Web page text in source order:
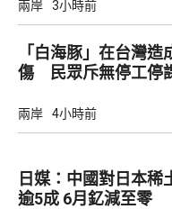
兩岸 3小時前
「白海豚」在台灣造
傷 民眾斥無停工停
兩岸 4小時前
日媒：中國對日本稀
逾5成 6月釔減至零